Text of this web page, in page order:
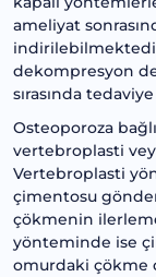
ameliyat
dekompresyon
sırasında
Osteoporoza
vertebroplasti
Vertebroplasti
çimentosu
çökmenin
yönteminde ise
omurdaki çökme